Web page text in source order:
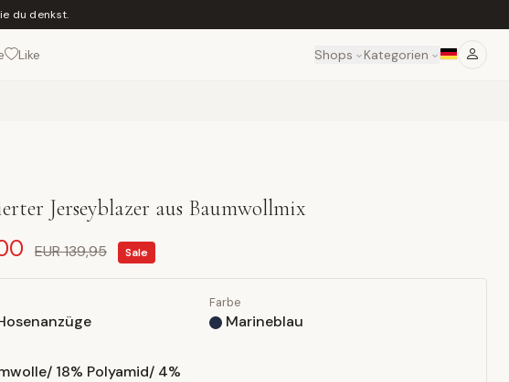
du denkst.
Like Shops Kategorien
Jerseyblazer aus Baumwollmix
EUR 139,95 Sale
Farbe
Marineblau
18% Polyamid/ 4%